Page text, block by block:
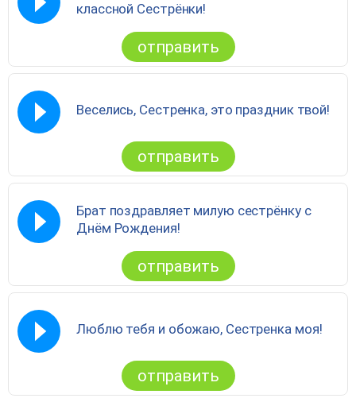
классной Сестрёнки!
отправить
Веселись, Сестренка, это праздник твой!
отправить
Брат поздравляет милую сестрёнку с
Днём Рождения!
отправить
Люблю тебя и обожаю, Сестренка моя!
отправить